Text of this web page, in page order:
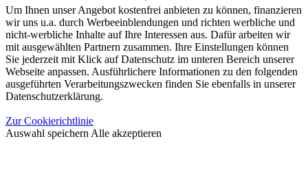
Um Ihnen unser Angebot kostenfrei anbieten zu können, finanzieren
wir uns u.a. durch Werbeeinblendungen und richten werbliche und
nicht-werbliche Inhalte auf Ihre Interessen aus. Dafür arbeiten wir
mit ausgewählten Partnern zusammen. Ihre Einstellungen können
Sie jederzeit mit Klick auf Datenschutz im unteren Bereich unserer
Webseite anpassen. Ausführlichere Informationen zu den folgenden
ausgeführten Verarbeitungszwecken finden Sie ebenfalls in unserer
Datenschutzerklärung.
Zur Cookierichtlinie
Auswahl speichern Alle akzeptieren